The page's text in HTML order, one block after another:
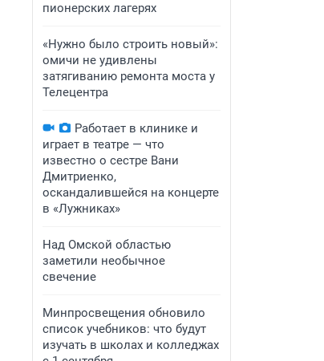
пионерских лагерях
«Нужно было строить новый»:
омичи не удивлены
затягиванию ремонта моста у
Телецентра
Работает в клинике и
играет в театре — что
известно о сестре Вани
Дмитриенко,
оскандалившейся на концерте
в «Лужниках»
Над Омской областью
заметили необычное
свечение
Минпросвещения обновило
список учебников: что будут
изучать в школах и колледжах